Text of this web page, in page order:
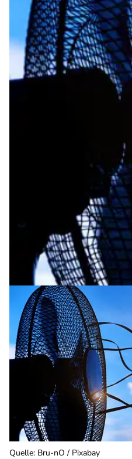
Quelle: Bru-nO / Pixabay